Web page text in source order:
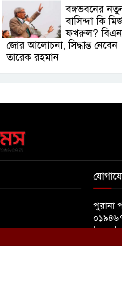
বঙ্গভবনের
বাসিন্দা কি
ফখরুল?
জোর আলোচনা, সিদ্ধান্ত নেবেন
তারেক রহমান
পুরানা